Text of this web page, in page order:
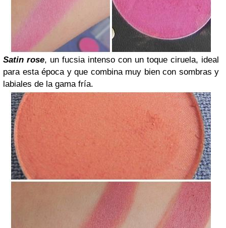
Satin rose, un fucsia intenso con un toque ciruela, ideal
para esta época y que combina muy bien con sombras y
labiales de la gama fría.